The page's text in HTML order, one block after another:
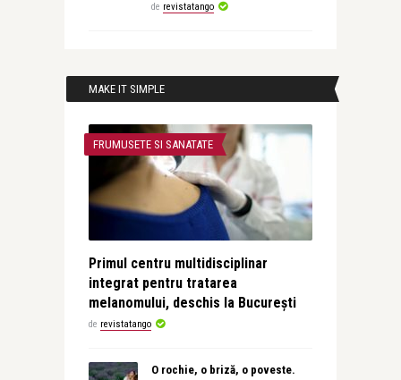
de revistatango
MAKE IT SIMPLE
FRUMUSETE SI SANATATE
Primul centru multidisciplinar
integrat pentru tratarea
melanomului, deschis la București
de revistatango
O rochie, o briză, o poveste.